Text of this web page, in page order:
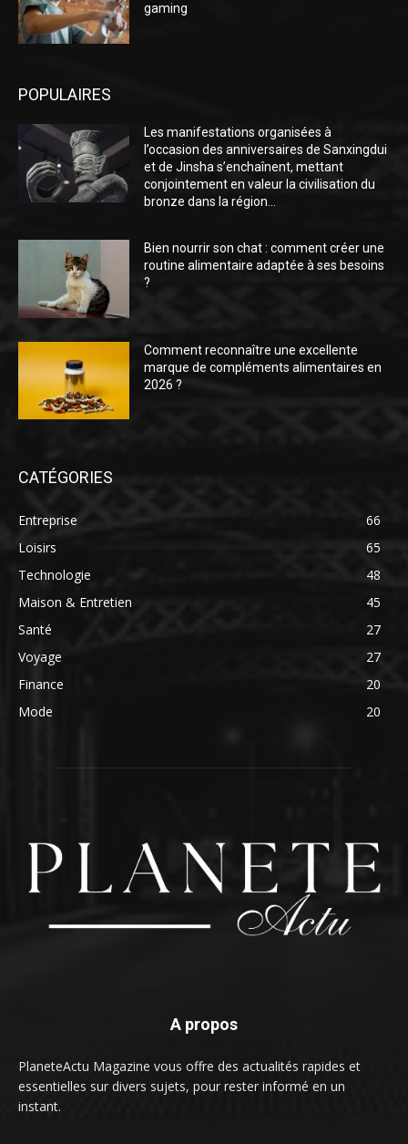
gaming
POPULAIRES
Les manifestations organisées à
l’occasion des anniversaires de Sanxingdui
et de Jinsha s’enchaînent, mettant
conjointement en valeur la civilisation du
bronze dans la région...
Bien nourrir son chat : comment créer une
routine alimentaire adaptée à ses besoins
?
Comment reconnaître une excellente
marque de compléments alimentaires en
2026 ?
CATÉGORIES
Entreprise
66
Loisirs
65
Technologie
48
Maison & Entretien
45
Santé
27
Voyage
27
Finance
20
Mode
20
A propos
PlaneteActu Magazine vous offre des actualités rapides et
essentielles sur divers sujets, pour rester informé en un
instant.